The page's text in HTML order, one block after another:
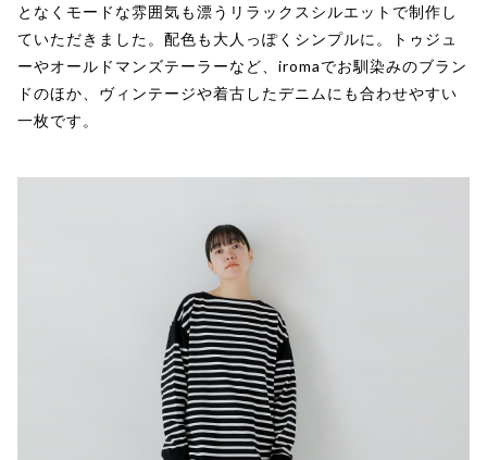
となくモードな雰囲気も漂うリラックスシルエットで制作し
ていただきました。配色も大人っぽくシンプルに。トゥジュ
ーやオールドマンズテーラーなど、iromaでお馴染みのブラン
ドのほか、ヴィンテージや着古したデニムにも合わせやすい
一枚です。